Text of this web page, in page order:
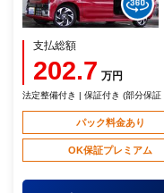
支払総額
202.7 万円
法定整備付き | 保証付き (部分保
パック料金あり
OK保証プレミアム